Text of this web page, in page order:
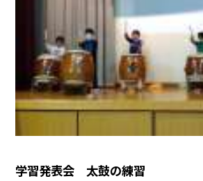
学習発表会 太鼓の練習